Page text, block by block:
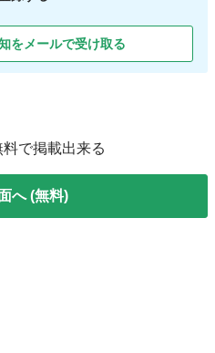
をメールで受け取る
で掲載出来る
へ (無料)